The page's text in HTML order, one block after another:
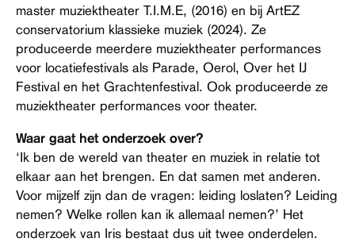
master muziektheater T.I.M.E, (2016) en bij ArtEZ
conservatorium klassieke muziek (2024). Ze
produceerde meerdere muziektheater performances
voor locatiefestivals als Parade, Oerol, Over het IJ
Festival en het Grachtenfestival. Ook produceerde ze
muziektheater performances voor theater.
Waar gaat het onderzoek over?
‘Ik ben de wereld van theater en muziek in relatie tot
elkaar aan het brengen. En dat samen met anderen.
Voor mijzelf zijn dan de vragen: leiding loslaten? Leiding
nemen? Welke rollen kan ik allemaal nemen?’ Het
onderzoek van Iris bestaat dus uit twee onderdelen.